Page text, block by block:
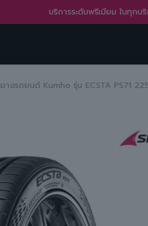
บริการทั่วถึง ครอบคลุมหลายพื้นที่ ทั้
ยางรถยนต์ Kumho รุ่น ECSTA PS71